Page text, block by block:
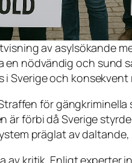
av asylsökande
en nödvändig och sund
Sverige och
för
är förbi då Sverige
präglat av
av kritik. Enligt experter